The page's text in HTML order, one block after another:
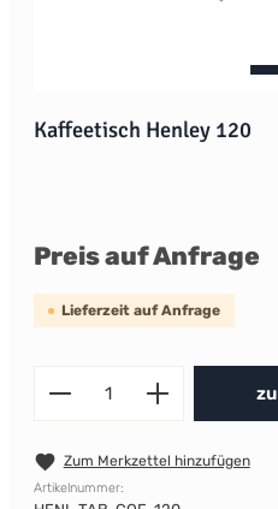
Kaffeetisch Henley 120
Preis auf Anfrage
Lieferzeit auf Anfrage
Zum Merkzettel hinzufügen
Artikelnummer: